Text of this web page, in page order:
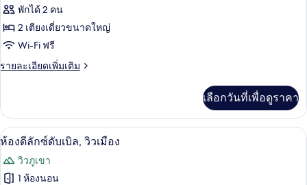
ห้อง
ดี
ลัก
ซ์
วิว
เมือง
พักได้ 2 คน
2 เตียงเดี่ยวขนาดใหญ่
Wi-Fi ฟรี
รายละเอียดเพิ่มเติม
ราย
เกี่ยว
กับ
ห้อง
ลัก
ซ์
เลือกวันที่เพื่อดูราคา
เปิด
ภาพถ่าย
ทั้งหมด
เครื่องนอนป้องกันสารก่อภูมิแพ้, มินิบา
7
ห้องดีลักซ์ดับเบิล, วิวเมือง
วิวภูเขา
1 ห้องนอน